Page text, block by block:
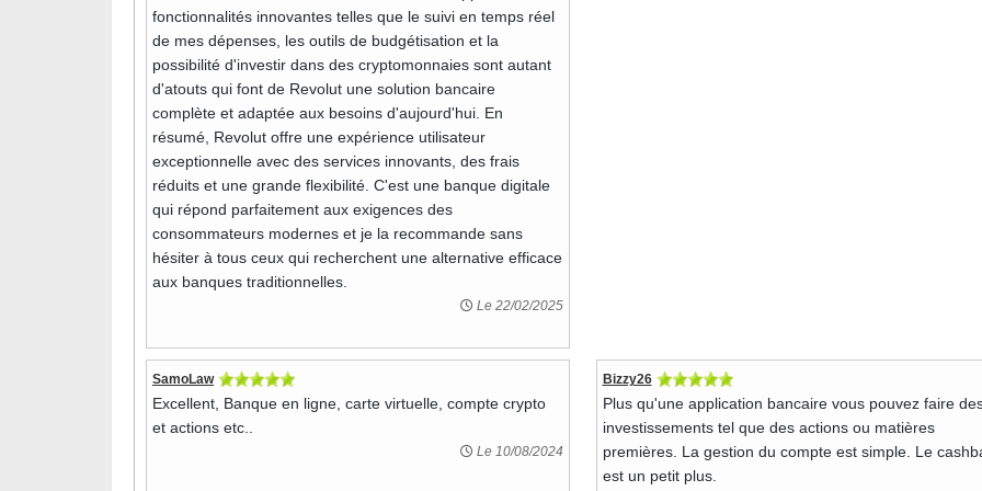
fonctionnalités innovantes telles que le suivi en temps réel
de mes dépenses, les outils de budgétisation et la
possibilité d'investir dans des cryptomonnaies sont autant
d'atouts qui font de Revolut une solution bancaire
complète et adaptée aux besoins d'aujourd'hui. En
résumé, Revolut offre une expérience utilisateur
exceptionnelle avec des services innovants, des frais
réduits et une grande flexibilité. C'est une banque digitale
qui répond parfaitement aux exigences des
consommateurs modernes et je la recommande sans
hésiter à tous ceux qui recherchent une alternative efficace
aux banques traditionnelles.
Le 22/02/2025
SamoLaw
Excellent, Banque en ligne, carte virtuelle, compte crypto
et actions etc..
Le 10/08/2024
Bizzy26
Plus qu'une application bancaire vous pouvez faire
investissements tel que des actions ou matières
premières. La gestion du compte est simple. Le
est un petit plus.